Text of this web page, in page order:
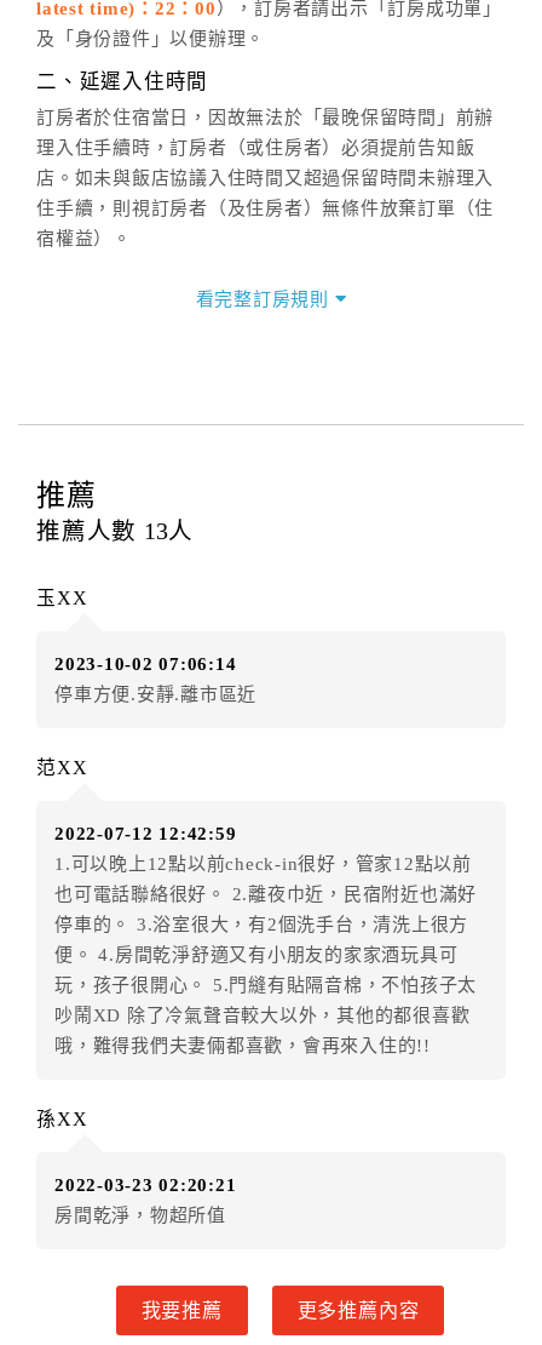
六、聯絡方式
(07)9682715 。
latest time)：22：00 ），訂房者請出示「訂房成功單」
及「身份證件」以便辦理。
二、延遲入住時間
訂房者於住宿當日，因故無法於「最晚保留時間」前辦
理入住手續時，訂房者（或住房者）必須提前告知飯
店。如未與飯店協議入住時間又超過保留時間未辦理入
住手續，則視訂房者（及住房者）無條件放棄訂單（住
宿權益）。
四、訂單異動
提出申辦不得異動訂單。
每筆訂單異動限定
辦理取消退款。
房者應補足差額。（限原訂飯店）
房者不得要求退其差額。（限原訂飯店）
額3個月
．訂房者使用「保留住宿金額」時，請注意！為避免飯
店客滿，敬請及早計畫，如逾時未提出申辦，視同無條
件放棄訂單（住宿權益）。 （限原訂飯店使用）
．每筆訂單異動限定乙次，限原訂飯店，異動完成後不
得辦理取消退款。
．訂單異動後，訂單費用總計大於原訂單費用總計時，
訂房者應補足差額。 限原訂飯店
．訂單異動後，訂單費用總計小於原訂單費用總計時，
六、取消訂單
◎住房日7天前辦理者，訂單費用扣除總計0%為手續費
◎住房日4天前辦理者，訂單費用扣除總計25%為手續費
◎住房日當日不得辦理。
看完整訂房規則
推薦
推薦人數 13人
玉XX
2023-10-02 07:06:14
停車方便.安靜.離市區近
范XX
2022-07-12 12:42:59
1.可以晚上12點以前check-in很好，管家12點以前
也可電話聯絡很好。 2.離夜巾近，民宿附近也滿好
停車的。 3.浴室很大，有2個洗手台，清洗上很方
便。 4.房間乾淨舒適又有小朋友的家家酒玩具可
玩，孩子很開心。 5.門縫有貼隔音棉，不怕孩子太
吵鬧XD 除了冷氣聲音較大以外，其他的都很喜歡
哦，難得我們夫妻倆都喜歡，會再來入住的!!
孫XX
2022-03-23 02:20:21
房間乾淨，物超所值
我要推薦 更多推薦內容